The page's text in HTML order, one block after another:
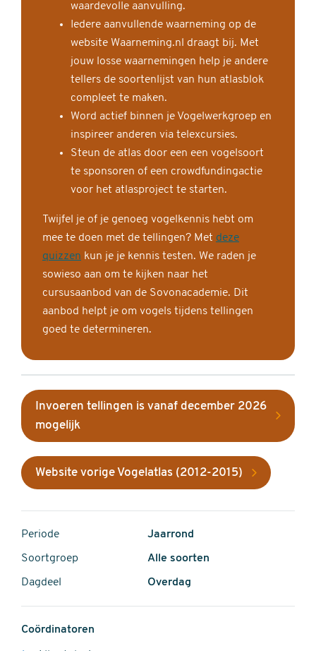
waardevolle aanvulling.
Iedere aanvullende waarneming op de
website Waarneming.nl draagt bij. Met
jouw losse waarnemingen help je andere
tellers de soortenlijst van hun atlasblok
compleet te maken.
Word actief binnen je Vogelwerkgroep en
inspireer anderen via telexcursies.
Steun de atlas door een een vogelsoort
te sponsoren of een crowdfundingactie
voor het atlasproject te starten.
Twijfel je of je genoeg vogelkennis hebt om
mee te doen met de tellingen? Met deze
quizzen kun je je kennis testen. We raden je
sowieso aan om te kijken naar het
cursusaanbod van de Sovonacademie. Dit
aanbod helpt je om vogels tijdens tellingen
goed te determineren.
Invoeren tellingen is vanaf december 2026
mogelijk
Website vorige Vogelatlas (2012-2015)
Periode Jaarrond
Soortgroep Alle soorten
Dagdeel Overdag
Coördinatoren